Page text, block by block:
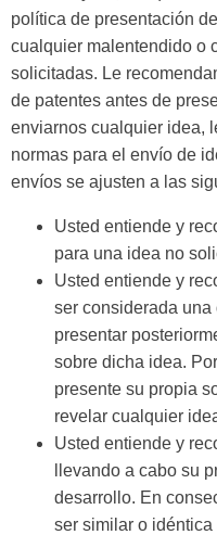
política de presentación
cualquier malentendido o
solicitadas. Le
de patentes antes de
enviarnos cualquier idea,
normas para el envío de
envíos se ajusten a las
Usted entiende y
para una idea no
Usted entiende y
ser considerada
presentar
sobre dicha idea.
presente su propia
revelar cualquier
Usted entiende y
llevando a cabo su
desarrollo. En
ser similar o